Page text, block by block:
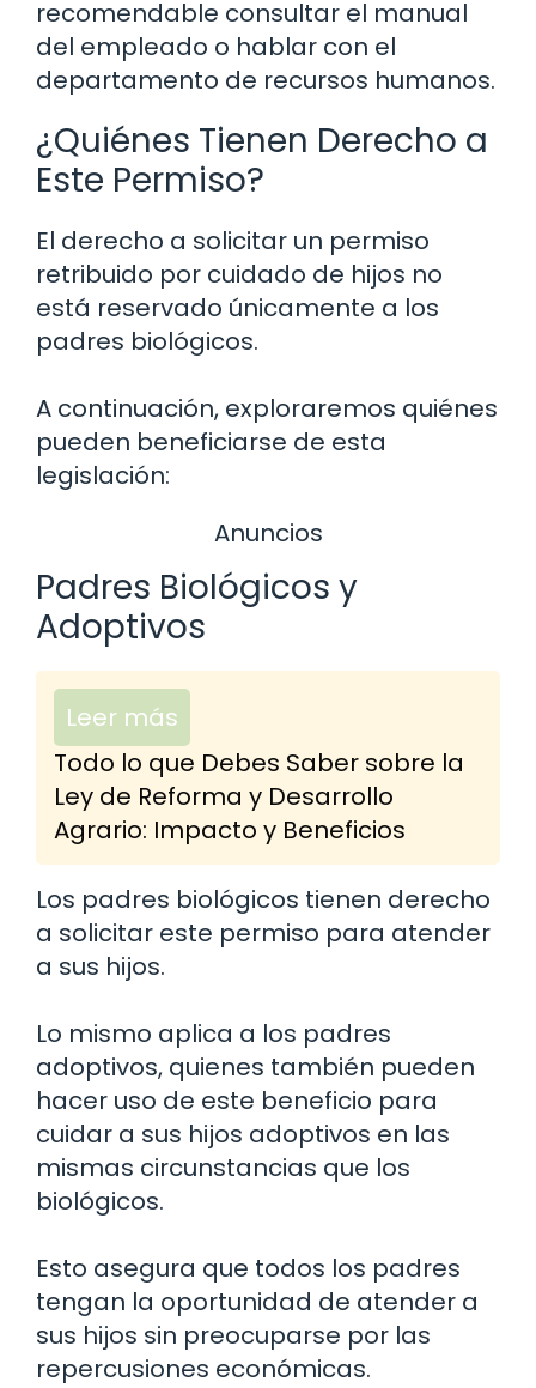
recomendable consultar el manual
del empleado o hablar con el
departamento de recursos humanos.
¿Quiénes Tienen Derecho a
Este Permiso?
El derecho a solicitar un permiso
retribuido por cuidado de hijos no
está reservado únicamente a los
padres biológicos.
A continuación, exploraremos quiénes
pueden beneficiarse de esta
legislación:
Anuncios
Padres Biológicos y
Adoptivos
Leer más
Todo lo que Debes Saber sobre la
Ley de Reforma y Desarrollo
Agrario: Impacto y Beneficios
Los padres biológicos tienen derecho
a solicitar este permiso para atender
a sus hijos.
Lo mismo aplica a los padres
adoptivos, quienes también pueden
hacer uso de este beneficio para
cuidar a sus hijos adoptivos en las
mismas circunstancias que los
biológicos.
Esto asegura que todos los padres
tengan la oportunidad de atender a
sus hijos sin preocuparse por las
repercusiones económicas.